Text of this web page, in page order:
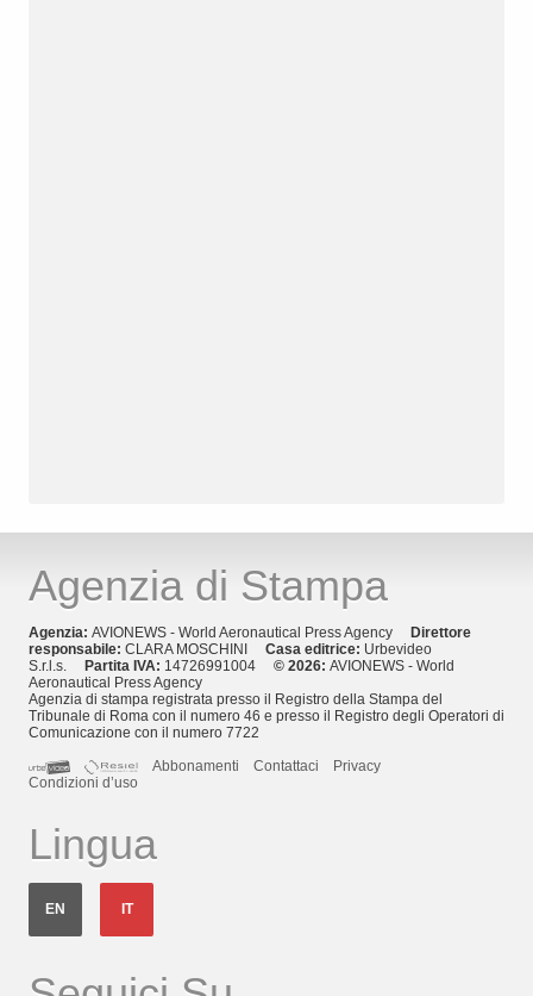
Agenzia di Stampa
Agenzia: AVIONEWS - World Aeronautical Press Agency
Direttore
responsabile: CLARA MOSCHINI Casa editrice: Urbevideo
S.r.l.s.
Partita IVA: 14726991004 © 2026: AVIONEWS - World
Aeronautical Press Agency
Agenzia di stampa registrata presso il Registro della Stampa del
Tribunale di Roma con il numero 46 e presso il Registro degli Operatori di
Comunicazione con il numero 7722
Abbonamenti
Contattaci
Privacy
Condizioni d’uso
Lingua
EN IT